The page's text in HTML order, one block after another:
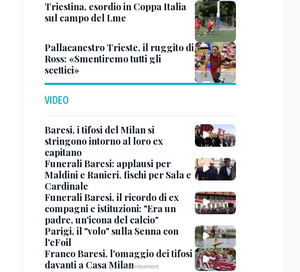
Triestina, esordio in Coppa Italia
sul campo del Lme
Pallacanestro Trieste, il ruggito di
Ross: «Smentiremo tutti gli
scettici»
VIDEO
Baresi, i tifosi del Milan si
stringono intorno al loro ex
capitano
Funerali Baresi: applausi per
Maldini e Ranieri, fischi per Sala e
Cardinale
Funerali Baresi, il ricordo di ex
compagni e istituzioni: "Era un
padre, un'icona del calcio"
Parigi, il "volo" sulla Senna con
l'eFoil
Franco Baresi, l'omaggio dei tifosi
davanti a Casa Milan